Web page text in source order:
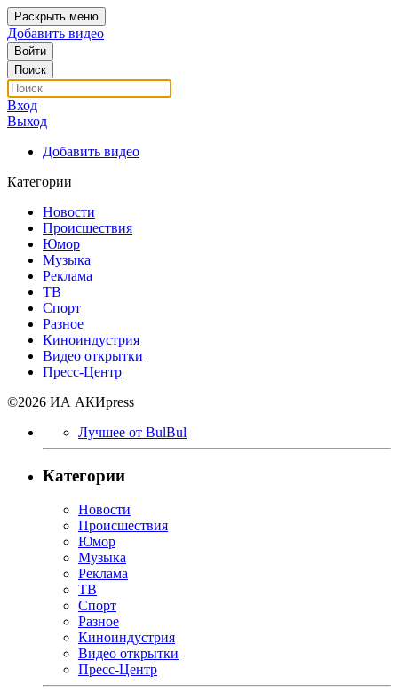
Раскрыть меню
Добавить видео
Войти
Поиск
Вход
Выход
Добавить видео
Категории
Новости
Происшествия
Юмор
Музыка
Реклама
ТВ
Спорт
Разное
Киноиндустрия
Видео открытки
Пресс-Центр
©2026 ИА АКИpress
Лучшее от BulBul
Категории
Новости
Происшествия
Юмор
Музыка
Реклама
ТВ
Спорт
Разное
Киноиндустрия
Видео открытки
Пресс-Центр